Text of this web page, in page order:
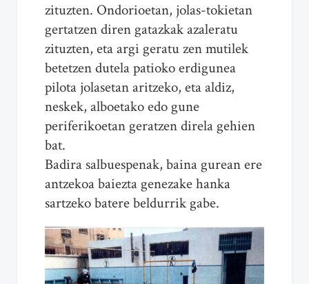
zituzten. Ondorioetan, jolas-tokietan
gertatzen diren gatazkak azaleratu
zituzten, eta argi geratu zen mutilek
betetzen dutela patioko erdigunea
pilota jolasetan aritzeko, eta aldiz,
neskek, alboetako edo gune
periferikoetan geratzen direla gehien
bat.
Badira salbuespenak, baina gurean ere
antzekoa baiezta genezake hanka
sartzeko batere beldurrik gabe.